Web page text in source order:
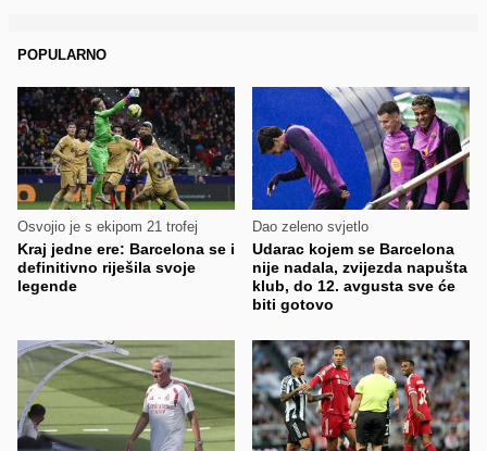
POPULARNO
Osvojio je s ekipom 21 trofej
Kraj jedne ere: Barcelona se i
definitivno riješila svoje
legende
Dao zeleno svjetlo
Udarac kojem se Barcelona
nije nadala, zvijezda napušta
klub, do 12. avgusta sve će
biti gotovo